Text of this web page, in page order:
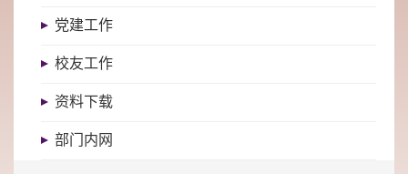
党建工作
校友工作
资料下载
部门内网